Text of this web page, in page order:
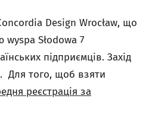
Design Wrocław, що
wyspa Słodowa 7
підприємців. Захід
Для того, щоб взяти
реєстрація за